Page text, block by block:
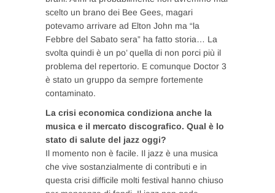
scelto un brano dei Bee Gees, magari
potevamo arrivare ad Elton John ma “la
Febbre del Sabato sera” ha fatto storia… La
svolta quindi è un po’ quella di non porci più il
problema del repertorio. E comunque Doctor 3
è stato un gruppo da sempre fortemente
contaminato.
La crisi economica condiziona anche la
musica e il mercato discografico. Qual è lo
stato di salute del jazz oggi?
Il momento non è facile. Il jazz è una musica
che vive sostanzialmente di contributi e in
questa crisi difficile molti festival hanno chiuso